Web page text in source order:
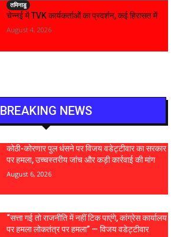
तमिनाडु
चेन्नई में TVK कार्यकर्ताओं का प्रदर्शन, कई हिरासत में
August 4, 2026
BREAKING NEWS
कोठी-कोरणार पुल धंसने पर विजय वडेट्टीवार का सरकार
पर हमला, उच्चस्तरीय जांच और कड़ी कार्रवाई की मांग
August 6, 2026
“सत्ता गई तो राजनीति में नहीं टिक पाएंगे, कांग्रेस कार्यालय
पर हमला लोकतंत्र पर हमला” — विजय वडेट्टीवार